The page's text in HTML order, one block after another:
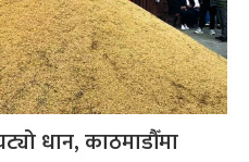
धान, काठमाडौँमा